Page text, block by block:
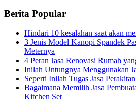
Berita Popular
Hindari 10 kesalahan saat akan
3 Jenis Model Kanopi Spandek
Meternya
4 Peran Jasa Renovasi Rumah
Inilah Untungnya Menggunakan
Seperti Inilah Tugas Jasa
Bagaimana Memilih Jasa
Kitchen Set